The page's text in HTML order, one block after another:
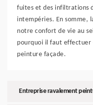
fuites et des infiltrations
intempéries. En somme,
notre confort de vie au
pourquoi il faut effectuer
peinture façade.
Entreprise ravalement